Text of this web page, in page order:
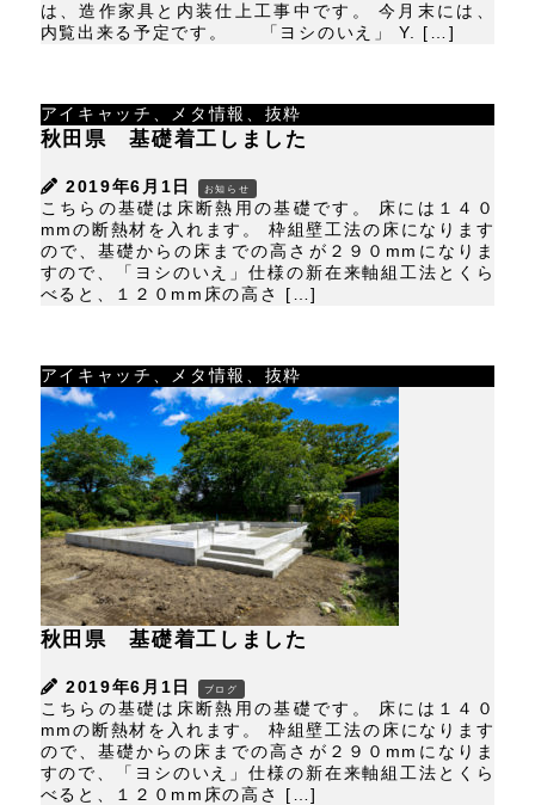
は、造作家具と内装仕上工事中です。 今月末には、
内覧出来る予定です。 「ヨシのいえ」 Y. […]
アイキャッチ、メタ情報、抜粋
秋田県 基礎着工しました
2019年6月1日 お知らせ
こちらの基礎は床断熱用の基礎です。 床には１４０
mmの断熱材を入れます。 枠組壁工法の床になります
ので、基礎からの床までの高さが２９０mmになりま
すので、「ヨシのいえ」仕様の新在来軸組工法とくら
べると、１２０mm床の高さ […]
アイキャッチ、メタ情報、抜粋
秋田県 基礎着工しました
2019年6月1日 ブログ
こちらの基礎は床断熱用の基礎です。 床には１４０
mmの断熱材を入れます。 枠組壁工法の床になります
ので、基礎からの床までの高さが２９０mmになりま
すので、「ヨシのいえ」仕様の新在来軸組工法とくら
べると、１２０mm床の高さ […]